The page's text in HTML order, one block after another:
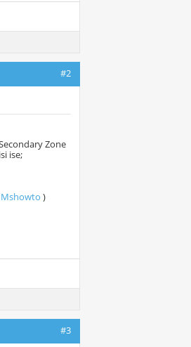
#2
Zone
ise;
Mshowto )
#3